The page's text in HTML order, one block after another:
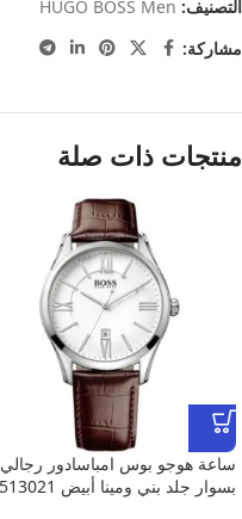
التصنيف: HUGO BOSS Men
مشاركة:
منتجات ذات صلة
ساعة هوجو بوس امباسادور رجالي
بسوار جلد بني ومينا أبيض 1513021